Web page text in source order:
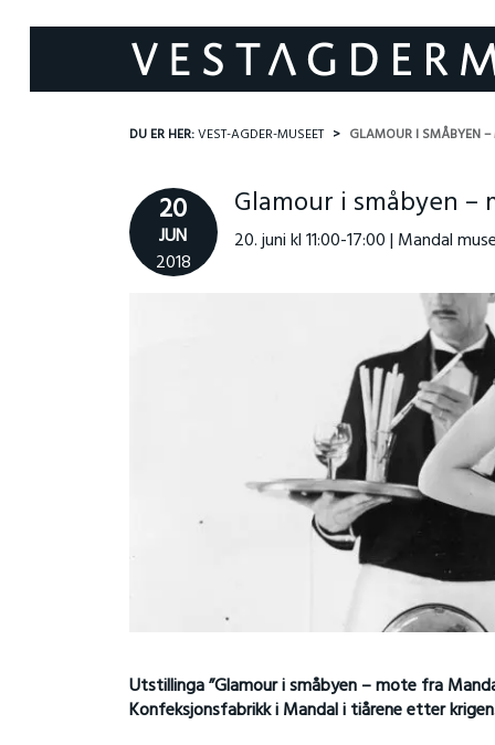
DU ER HER:VEST-AGDER-MUSEET GLAMOUR I SMÅBYEN
20
JUN
2018
Glamour i småbyen
20. juni kl 11:00-17:00 | Mandal
Utstillinga ”Glamour i småbyen – mote fra
Konfeksjonsfabrikk i Mandal i tiårene etter